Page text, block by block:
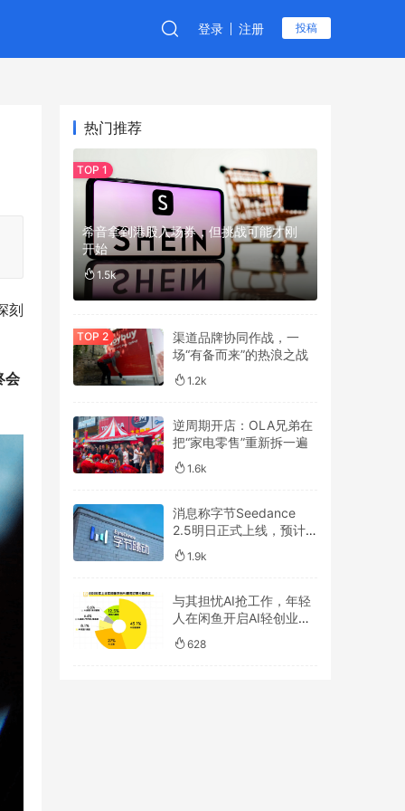
登录 注册 投稿
刻
会
热门推荐
希音拿到港股入场券，但挑战可能才刚
开始
1.5k
渠道品牌协同作战，一
场“有备而来”的热浪之战
1.2k
逆周期开店：OLA兄弟在
把“家电零售”重新拆一遍
1.6k
消息称字节Seedance
2.5明日正式上线，预计
一周后开放API
1.9k
与其担忧AI抢工作，年轻
人在闲鱼开启AI轻创业浪
潮
628